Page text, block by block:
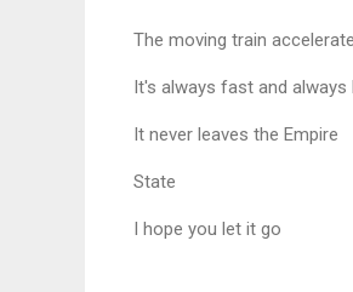
The moving train
It's always fast and always
It never leaves the Empire
State
I hope you let it go